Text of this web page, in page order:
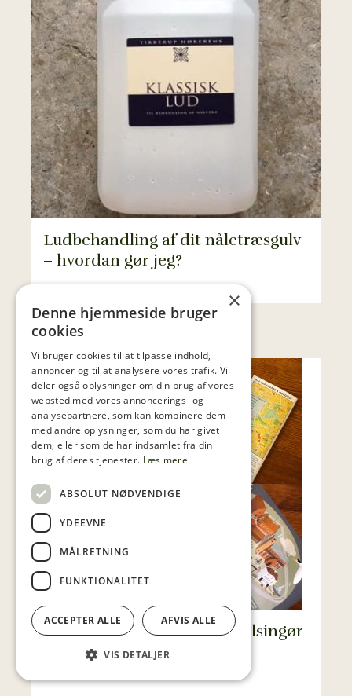
Ludbehandling af dit nåletræsgulv
– hvordan gør jeg?
Aktiviteter for familien i Helsingør
efter lukketid
×
Denne hjemmeside bruger
cookies
Vi bruger cookies til at tilpasse indhold,
annoncer og til at analysere vores trafik. Vi
deler også oplysninger om din brug af vores
websted med vores annoncerings- og
analysepartnere, som kan kombinere dem
med andre oplysninger, som du har givet
dem, eller som de har indsamlet fra din
brug af deres tjenester. Læs mere
ABSOLUT NØDVENDIGE
YDEEVNE
MÅLRETNING
FUNKTIONALITET
ACCEPTER ALLE AFVIS ALLE
VIS DETALJER